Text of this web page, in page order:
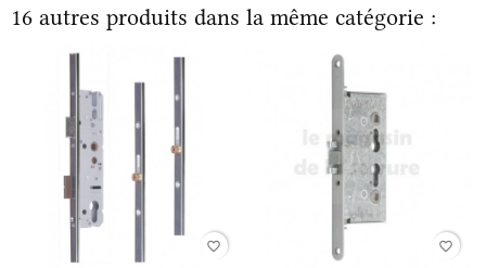
16 autres produits dans la même catégorie :
favorite_border favorite_border